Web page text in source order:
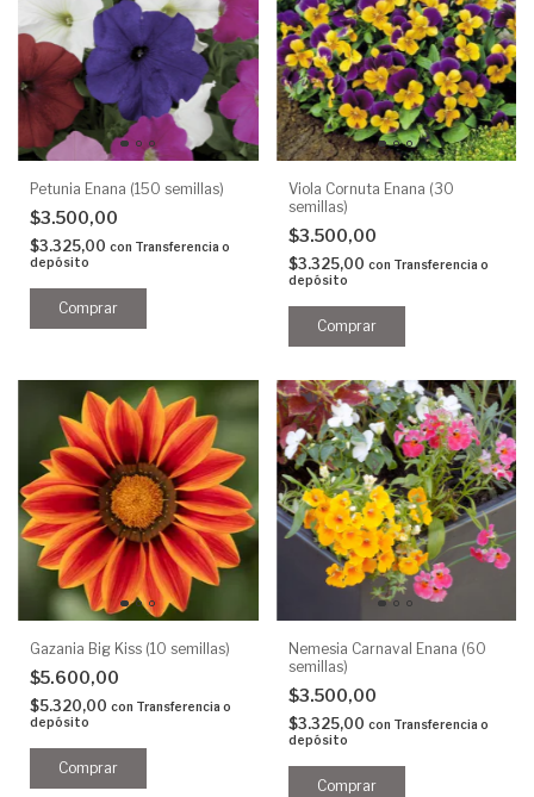
Petunia Enana (150 semillas)
$3.500,00
$3.325,00 con Transferencia o
depósito
Viola Cornuta Enana (30
semillas)
$3.500,00
$3.325,00 con Transferencia o
depósito
Gazania Big Kiss (10 semillas)
$5.600,00
$5.320,00 con Transferencia o
depósito
Nemesia Carnaval Enana (60
semillas)
$3.500,00
$3.325,00 con Transferencia o
depósito